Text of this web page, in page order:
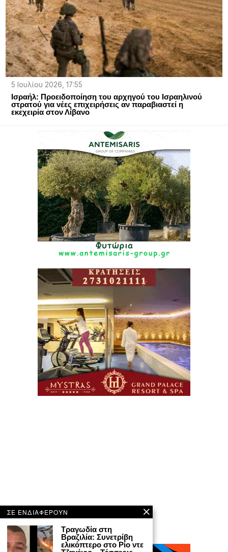
5 Ιουλίου 2026, 17:55
Ισραήλ: Προειδοποίηση του αρχηγού του Ισραηλινού
στρατού για νέες επιχειρήσεις αν παραβιαστεί η
εκεχειρία στον Λίβανο
ΣΕ ΕΝΔΙΑΦΕΡΟΥΝ
Τραγωδία στη
Βραζιλία: Συνετρίβη
ελικόπτερο στο Ρίο ντε